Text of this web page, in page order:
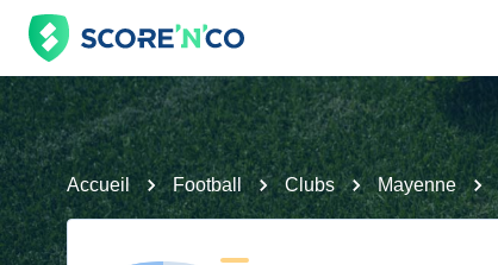
Accueil Football Clubs Mayenne